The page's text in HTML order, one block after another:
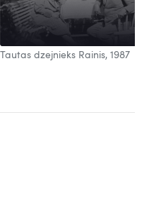
Tautas dzejnieks Rainis, 1987